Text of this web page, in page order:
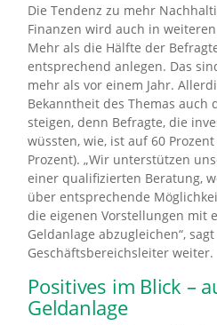
Die Tendenz zu mehr
Finanzen wird auch in
Mehr als die Hälfte der
entsprechend anlegen. Das
mehr als vor einem Jahr.
Bekanntheit des Themas
steigen, denn Befragte, die
wüssten, wie, ist auf 60
Prozent). „Wir unterstützen
einer qualifizierten Beratung,
über entsprechende
die eigenen Vorstellungen mit
Geldanlage abzugleichen“,
Geschäftsbereichsleiter weiter.
Positives im Blick –
Geldanlage